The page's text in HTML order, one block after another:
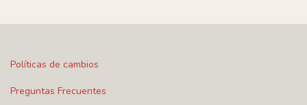
Políticas de cambios
Preguntas Frecuentes